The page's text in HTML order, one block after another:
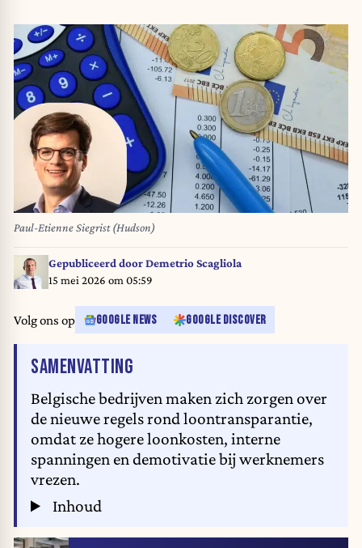
Paul-Etienne Siegrist (Hudson)
Gepubliceerd doorDemetrio Scagliola
15 mei 2026 om 05:59
Volg ons op GOOGLE NEWS GOOGLE DISCOVER
SAMENVATTING
Belgische bedrijven maken zich zorgen over
de nieuwe regels rond loontransparantie,
omdat ze hogere loonkosten, interne
spanningen en demotivatie bij werknemers
vrezen.
Inhoud